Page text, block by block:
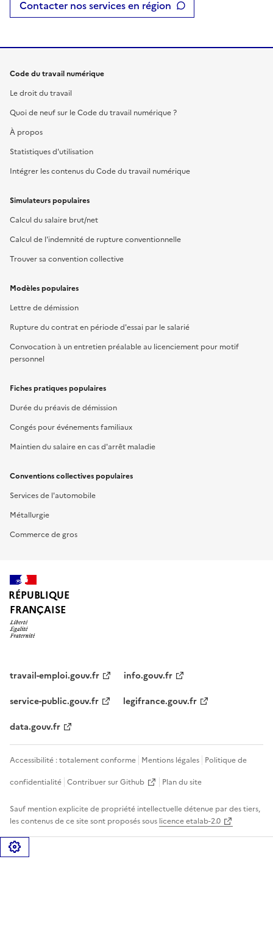
Contacter nos services en région
Code du travail numérique
Le droit du travail
Quoi de neuf sur le Code du travail numérique ?
À propos
Statistiques d'utilisation
Intégrer les contenus du Code du travail numérique
Simulateurs populaires
Calcul du salaire brut/net
Calcul de l'indemnité de rupture conventionnelle
Trouver sa convention collective
Modèles populaires
Lettre de démission
Rupture du contrat en période d'essai par le salarié
Convocation à un entretien préalable au licenciement pour motif
personnel
Fiches pratiques populaires
Durée du préavis de démission
Congés pour événements familiaux
Maintien du salaire en cas d'arrêt maladie
Conventions collectives populaires
Services de l'automobile
Métallurgie
Commerce de gros
RÉPUBLIQUE
FRANÇAISE
travail-emploi.gouv.fr
info.gouv.fr
service-public.gouv.fr
legifrance.gouv.fr
data.gouv.fr
Accessibilité : totalement conforme Mentions légales Politique de
confidentialité Contribuer sur Github Plan du site
Sauf mention explicite de propriété intellectuelle détenue par des tiers,
les contenus de ce site sont proposés sous licence etalab-2.0
Gérer les cookies